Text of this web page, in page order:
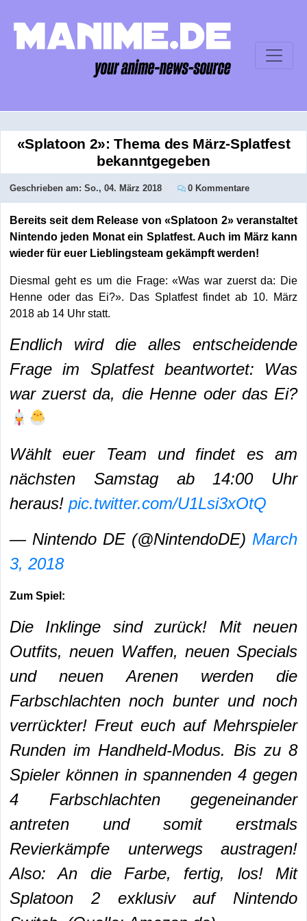
«Splatoon 2»: Thema des März-Splatfest
bekanntgegeben
Geschrieben am: So., 04. März 2018 0 Kommentare
Bereits seit dem Release von «Splatoon 2» veranstaltet
Nintendo jeden Monat ein Splatfest. Auch im März kann
wieder für euer Lieblingsteam gekämpft werden!
Diesmal geht es um die Frage: «Was war zuerst da: Die
Henne oder das Ei?». Das Splatfest findet ab 10. März
2018 ab 14 Uhr statt.
Endlich wird die alles entscheidende
Frage im Splatfest beantwortet: Was
war zuerst da, die Henne oder das Ei?
Wählt euer Team und findet es am
nächsten Samstag ab 14:00 Uhr
heraus! pic.twitter.com/U1Lsi3xOtQ
— Nintendo DE (@NintendoDE) March
3, 2018
Zum Spiel:
Die Inklinge sind zurück! Mit neuen
Outfits, neuen Waffen, neuen Specials
und neuen Arenen werden die
Farbschlachten noch bunter und noch
verrückter! Freut euch auf Mehrspieler
Runden im Handheld-Modus. Bis zu 8
Spieler können in spannenden 4 gegen
4 Farbschlachten gegeneinander
antreten und somit erstmals
Revierkämpfe unterwegs austragen!
Also: An die Farbe, fertig, los! Mit
Splatoon 2 exklusiv auf Nintendo